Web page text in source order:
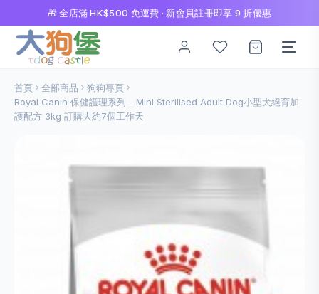
🎁 全店滿 HK$500 免運費 · 新會員註冊即享 9 折優惠
首頁 全部商品
狗狗專頁
Royal Canin 保健護理系列 - Mini Sterilised Adult Dog小型犬絕育加
護配方 3kg 訂購大約7個工作天